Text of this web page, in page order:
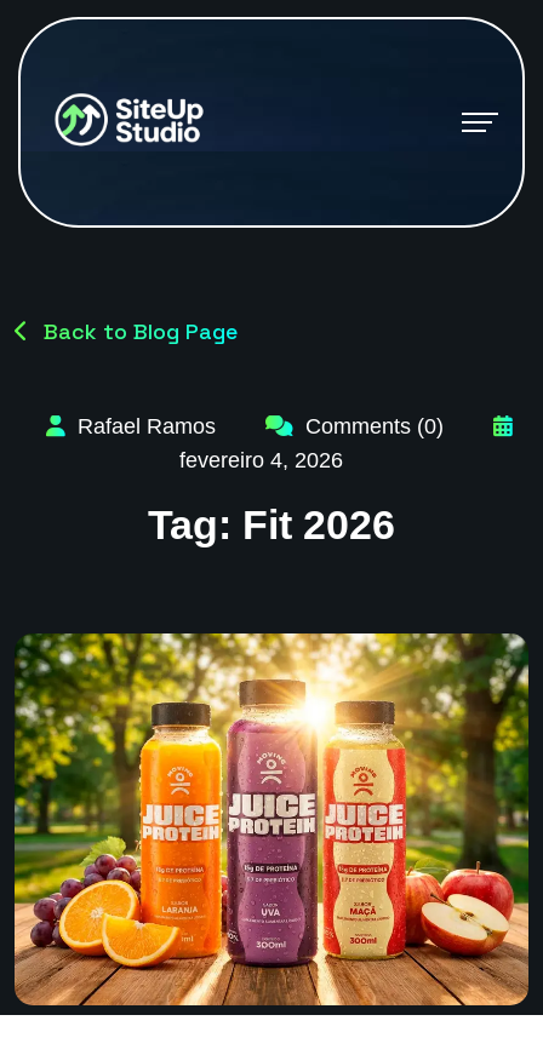
Back to Blog Page
Rafael Ramos
Comments (0)
fevereiro 4, 2026
Tag: Fit 2026